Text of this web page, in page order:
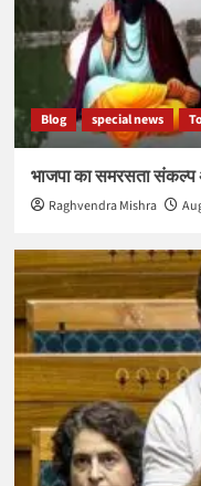
Blog special news
भाजपा का समरसता संकल्प
Raghvendra Mishra